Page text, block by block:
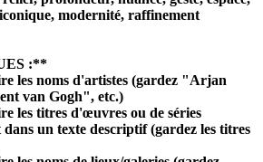
modernité, raffinement
:**
les noms d'artistes (gardez "Arjan
van Gogh", etc.)
les titres d'œuvres ou de séries
un texte descriptif (gardez les titres